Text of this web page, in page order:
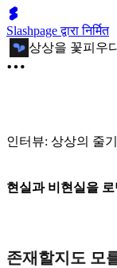
Slashpage द्वारा निर्मित
상상을 꽃피우
인터뷰: 상상의 줄
현실과 비현실을
존재할지도 모